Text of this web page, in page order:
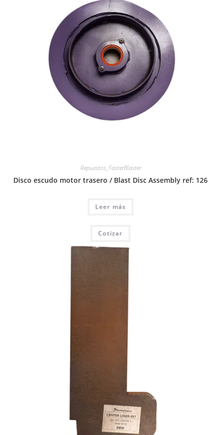
Repuestos_FasterBlaster
Disco escudo motor trasero / Blast Disc Assembly ref: 126
Leer más
Cotizar